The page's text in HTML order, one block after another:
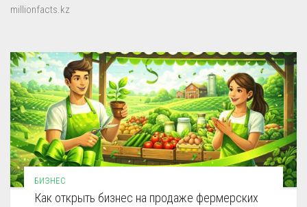
millionfacts.kz
БИЗНЕС
Как открыть бизнес на продаже фермерских